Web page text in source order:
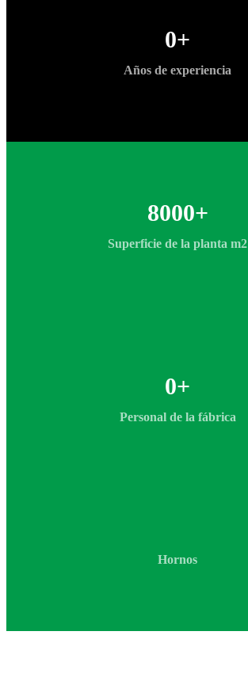
Años de experiencia
0+
Superficie de la planta m2
8000+
Personal de la fábrica
0+
Hornos